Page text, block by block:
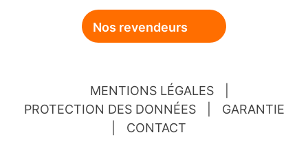
Nos revendeurs
MENTIONS LÉGALES
PROTECTION DES DONNÉES
GARANTIE
CONTACT